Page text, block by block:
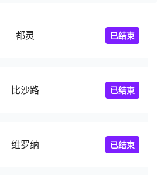
都灵 已结束
比沙路 已结束
维罗纳 已结束